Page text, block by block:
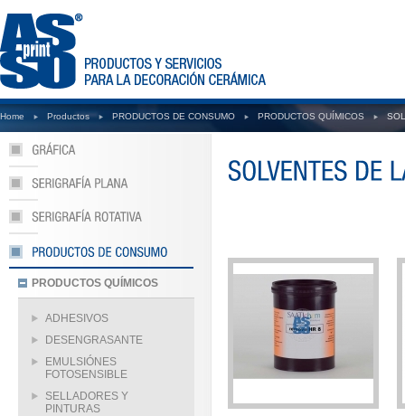
Home Productos PRODUCTOS DE CONSUMO PRODUCTOS QUÍMICOS
PRODUCTOS QUÍMICOS
ADHESIVOS
DESENGRASANTE
EMULSIÓNES
FOTOSENSIBLE
SELLADORES Y
PINTURAS